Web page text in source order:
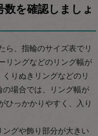
を確認しましょ
ら、指輪のサイズ表でリ
リングなどのリング幅が
りぬきリングなどのリ
場合では、リング幅が
ひっかかりやすく、入り
グや飾り部分が大きい